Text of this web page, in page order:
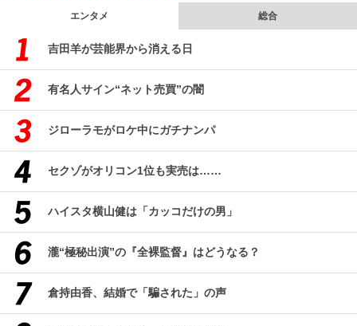
エンタメ 総合
吉田羊が芸能界から消える日
有名人サイン“ネット売買”の闇
ジローラモがロケ中にガチナンパ
セクゾがオリコン1位も実売は……
ハイスタ横山健は「カッコだけの男」
瀧“極秘出演”の『全裸監督』はどうなる？
倉持由香、結婚で「騙された」の声